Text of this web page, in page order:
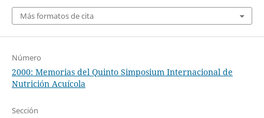
Más formatos de cita
Número
2000: Memorias del Quinto Simposium Internacional de
Nutrición Acuícola
Sección